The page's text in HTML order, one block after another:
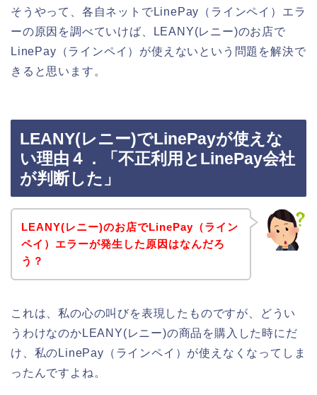
そうやって、各自ネットでLinePay（ラインペイ）エラ
ーの原因を調べていけば、LEANY(レニー)のお店で
LinePay（ラインペイ）が使えないという問題を解決で
きると思います。
LEANY(レニー)でLinePayが使えな
い理由４．「不正利用とLinePay会社
が判断した」
LEANY(レニー)のお店でLinePay（ライン
ペイ）エラーが発生した原因はなんだろ
う？
これは、私の心の叫びを表現したものですが、どうい
うわけなのかLEANY(レニー)の商品を購入した時にだ
け、私のLinePay（ラインペイ）が使えなくなってしま
ったんですよね。